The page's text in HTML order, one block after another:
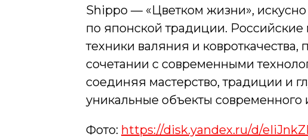
Shippo — «Цветком жизни»,
по японской традиции.
техники валяния и
сочетании с современными
соединяя мастерство, традиции и
уникальные объекты современного
Фото: https://disk.yandex.ru/d/